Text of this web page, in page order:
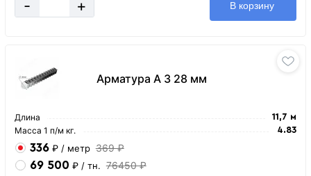
- + В корзину
Арматура А 3 28 мм
Длина 11,7 м
Масса 1 п/м кг. 4.83
336 ₽ / метр 369 ₽
69 500 ₽ / тн. 76450 ₽